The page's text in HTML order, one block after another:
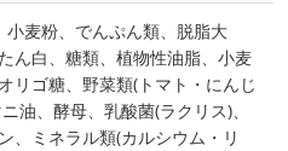
小麦粉、でんぷん類、脱脂大
ん白、糖類、植物性油脂、小麦
リゴ糖、野菜類(トマト・にんじ
油、酵母、乳酸菌(ラクリス)、
、ミネラル類(カルシウム・リ